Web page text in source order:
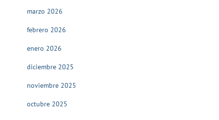
marzo 2026
febrero 2026
enero 2026
diciembre 2025
noviembre 2025
octubre 2025